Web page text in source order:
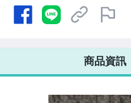
商品資訊